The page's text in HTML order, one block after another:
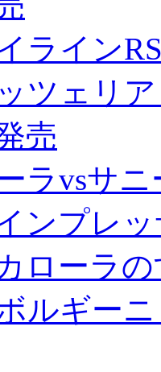
ライン
ツェリ
売
ラvsサ
ンプレ
ローラ
ルギー